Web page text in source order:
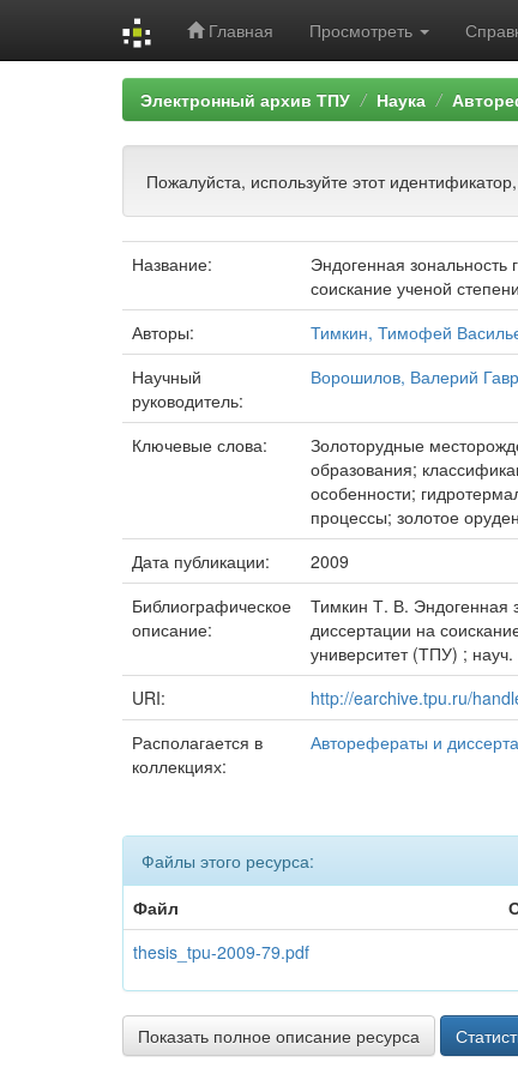
Главная Просмотреть
Электронный архив ТПУ Наука
Пожалуйста, используйте этот
Название:
Эндогенная
соискание ученой
Авторы:
Тимкин, Тимофей
Научный
руководитель:
Ворошилов, Валерий
Ключевые слова:
Золоторудные
образования;
особенности;
процессы; золотое
Дата публикации:
2009
Библиографическое
описание:
Тимкин Т. В. Эндогенная
диссертации на
университет (ТПУ) ;
URI:
http://earchive.tpu.ru/
Располагается в
коллекциях:
Авторефераты и
Файлы этого ресурса:
Файл
thesis_tpu-2009-79.pdf
Показать полное описание ресурса